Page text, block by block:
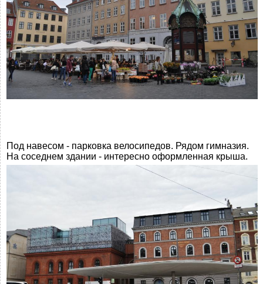
Под навесом - парковка велосипедов. Рядом гимназия.
На соседнем здании - интересно оформленная крыша.